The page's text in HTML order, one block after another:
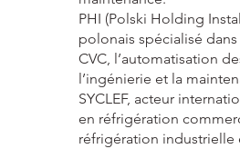
PHI (Polski Holding
polonais spécialisé
CVC, l’automatisation
l’ingénierie et la
SYCLEF, acteur
en réfrigération
réfrigération industrielle